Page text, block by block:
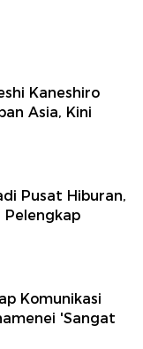
Kaneshiro
Asia, Kini
Pusat Hiburan,
Pelengkap
Komunikasi
'Sangat